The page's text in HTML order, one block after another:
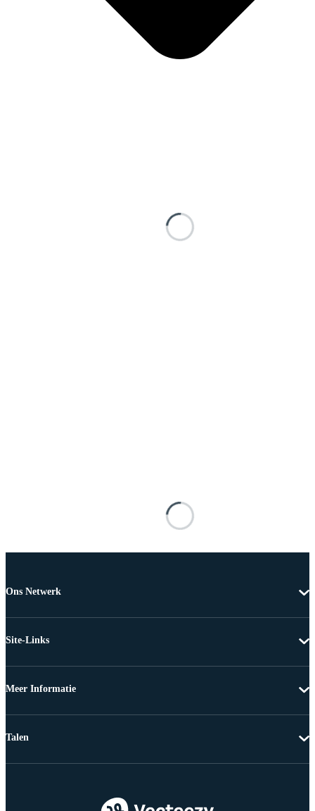
Ons Netwerk
Site-Links
Meer Informatie
Talen